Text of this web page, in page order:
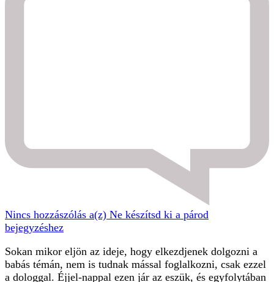
Nincs hozzászólás a(z) Ne készítsd ki a párod
bejegyzéshez
Sokan mikor eljön az ideje, hogy elkezdjenek dolgozni a
babás témán, nem is tudnak mással foglalkozni, csak ezzel
a dologgal. Éjjel-nappal ezen jár az eszük, és egyfolytában